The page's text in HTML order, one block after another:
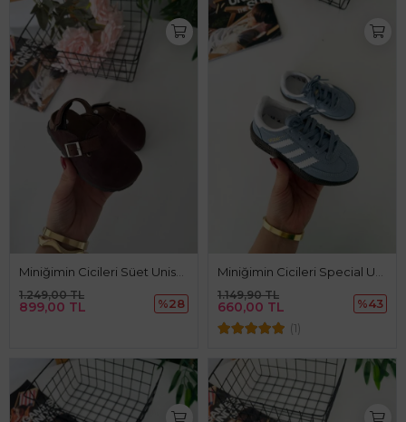
899,00 TL
1.249,00 TL
%28 660,00 TL
1.149,90 TL
%43
(1)